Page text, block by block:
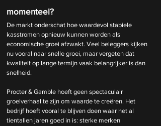
momenteel?
De markt onderschat hoe waardevol stabiele
kasstromen opnieuw kunnen worden als
economische groei afzwakt. Veel beleggers kijken
nu vooral naar snelle groei, maar vergeten dat
kwaliteit op lange termijn vaak belangrijker is dan
snelheid.
Procter & Gamble hoeft geen spectaculair
groeiverhaal te zijn om waarde te creëren. Het
bedrijf hoeft vooral te blijven doen waar het al
tientallen jaren goed in is: sterke merken